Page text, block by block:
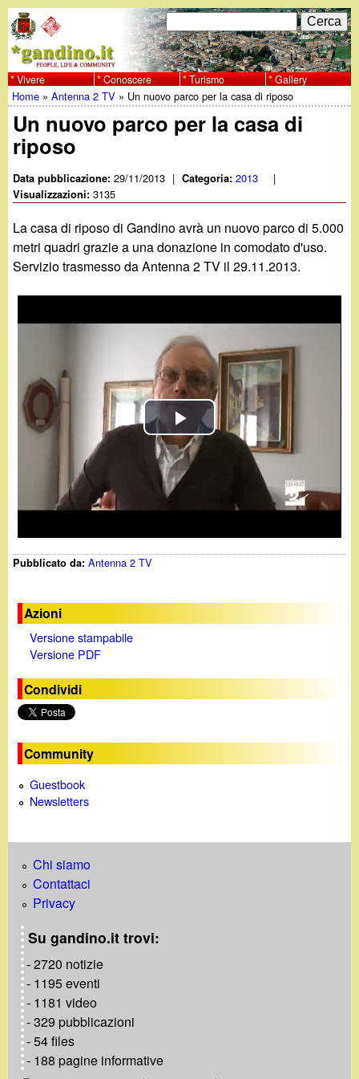
al
contenuto
principale
w
w
w
.
g
n
i
F
o
r
m
i
r
i
c
e
r
c
a
C
e
r
c
a
Vivere Conoscere Turismo Gallery
Tu
sei
qui
Home »Antenna 2 TV » Un nuovo parco per la casa di riposo
Un nuovo parco per la casa di
riposo
Data pubblicazione:29/11/2013 | Categoria:2013 |
Visualizzazioni:3135
La casa di riposo di Gandino avrà un nuovo parco di 5.000
metri quadri grazie a una donazione in comodato d'uso.
Servizio trasmesso da Antenna 2 TV il 29.11.2013.
P
l
y
Pubblicato da:Antenna 2 TV
Azioni
Versione stampabile
Versione PDF
Condividi
Community
Guestbook
Newsletters
Chi siamo
Contattaci
Privacy
Su gandino.it trovi:
- 2720 notizie
- 1195 eventi
- 1181 video
- 329 pubblicazioni
- 54 files
- 188 pagine informative